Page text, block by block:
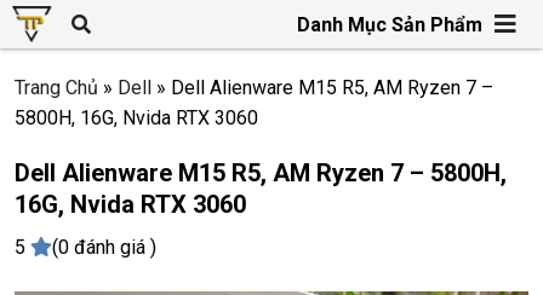
Danh Mục Sản Phẩm
Trang Chủ » Dell » Dell Alienware M15 R5, AM Ryzen 7 –
5800H, 16G, Nvida RTX 3060
Dell Alienware M15 R5, AM Ryzen 7 – 5800H,
16G, Nvida RTX 3060
5 (0 đánh giá )